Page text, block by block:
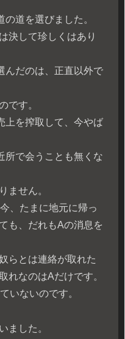
道を選びました。
決して珍しくはあり
んだのは、正直以外で
です。
上を搾取して、今やば
所で会うことも無くな
ません。
、たまに地元に帰っ
も、だれもAの消息を
らとは連絡が取れた
れなのはAだけです。
いないのです。
ました。